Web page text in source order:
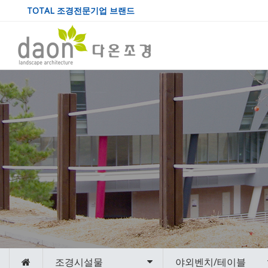
TOTAL 조경전문기업 브랜드
조경시설물 야외벤치/테이블